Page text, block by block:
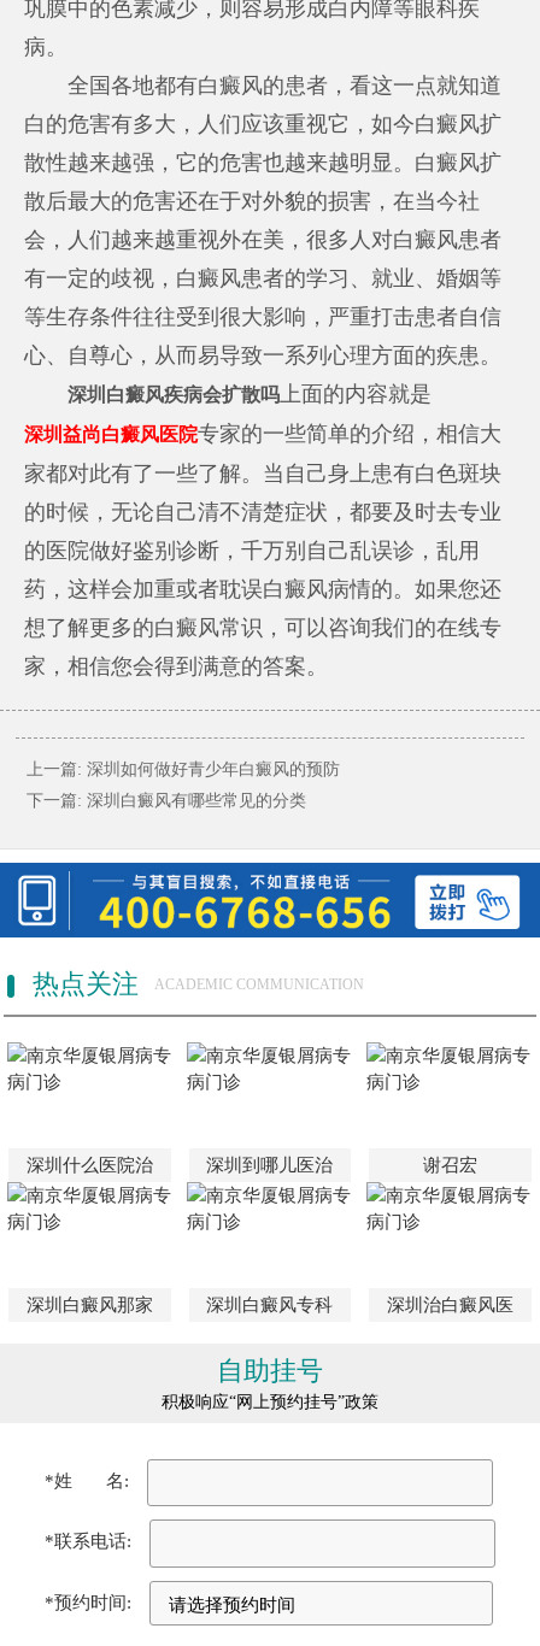
巩膜中的色素减少，则容易形成白内障等眼科疾
病。
全国各地都有白癜风的患者，看这一点就知道
白的危害有多大，人们应该重视它，如今白癜风扩
散性越来越强，它的危害也越来越明显。白癜风扩
散后最大的危害还在于对外貌的损害，在当今社
会，人们越来越重视外在美，很多人对白癜风患者
有一定的歧视，白癜风患者的学习、就业、婚姻等
等生存条件往往受到很大影响，严重打击患者自信
心、自尊心，从而易导致一系列心理方面的疾患。
深圳白癜风疾病会扩散吗 上面的内容就是
深圳益尚白癜风医院专家的一些简单的介绍，相信大
家都对此有了一些了解。当自己身上患有白色斑块
的时候，无论自己清不清楚症状，都要及时去专业
的医院做好鉴别诊断，千万别自己乱误诊，乱用
药，这样会加重或者耽误白癜风病情的。如果您还
想了解更多的白癜风常识，可以咨询我们的在线专
家，相信您会得到满意的答案。
上一篇: 深圳如何做好青少年白癜风的预防
下一篇: 深圳白癜风有哪些常见的分类
热点关注 ACADEMIC COMMUNICATION
深圳什么医院治 深圳到哪儿医治 谢召宏
深圳白癜风那家 深圳白癜风专科 深圳治白癜风医
自助挂号
积极响应“网上预约挂号”政策
*姓 名:
*联系电话:
*预约时间: